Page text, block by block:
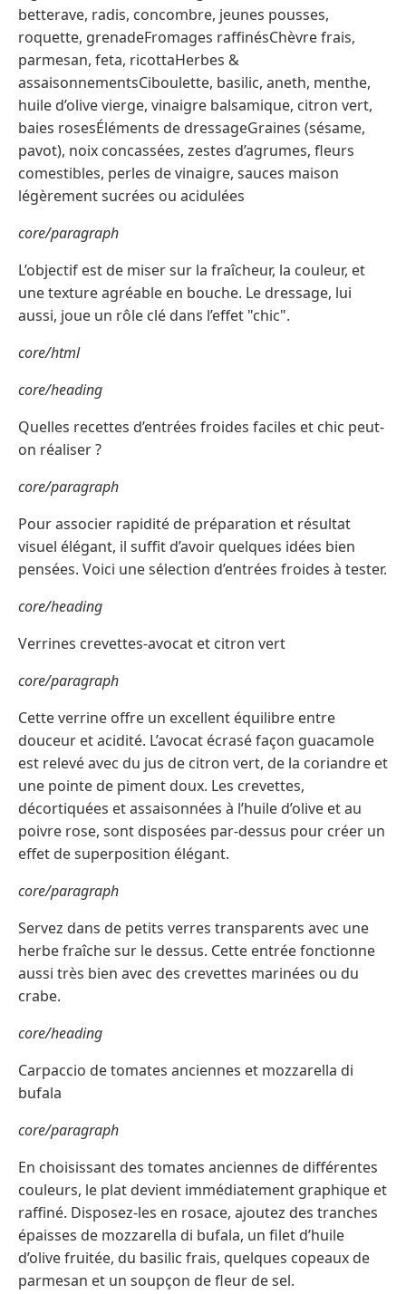
betterave, radis, concombre, jeunes pousses,
roquette, grenadeFromages raffinésChèvre frais,
parmesan, feta, ricottaHerbes &
assaisonnementsCiboulette, basilic, aneth, menthe,
huile d’olive vierge, vinaigre balsamique, citron vert,
baies rosesÉléments de dressageGraines (sésame,
pavot), noix concassées, zestes d’agrumes, fleurs
comestibles, perles de vinaigre, sauces maison
légèrement sucrées ou acidulées
core/paragraph
L’objectif est de miser sur la fraîcheur, la couleur, et
une texture agréable en bouche. Le dressage, lui
aussi, joue un rôle clé dans l’effet "chic".
core/html
core/heading
Quelles recettes d’entrées froides faciles et chic peut-
on réaliser ?
core/paragraph
Pour associer rapidité de préparation et résultat
visuel élégant, il suffit d’avoir quelques idées bien
pensées. Voici une sélection d’entrées froides à tester.
core/heading
Verrines crevettes-avocat et citron vert
core/paragraph
Cette verrine offre un excellent équilibre entre
douceur et acidité. L’avocat écrasé façon guacamole
est relevé avec du jus de citron vert, de la coriandre et
une pointe de piment doux. Les crevettes,
décortiquées et assaisonnées à l’huile d’olive et au
poivre rose, sont disposées par-dessus pour créer un
effet de superposition élégant.
core/paragraph
Servez dans de petits verres transparents avec une
herbe fraîche sur le dessus. Cette entrée fonctionne
aussi très bien avec des crevettes marinées ou du
crabe.
core/heading
Carpaccio de tomates anciennes et mozzarella di
bufala
core/paragraph
En choisissant des tomates anciennes de différentes
couleurs, le plat devient immédiatement graphique et
raffiné. Disposez-les en rosace, ajoutez des tranches
épaisses de mozzarella di bufala, un filet d’huile
d’olive fruitée, du basilic frais, quelques copeaux de
parmesan et un soupçon de fleur de sel.